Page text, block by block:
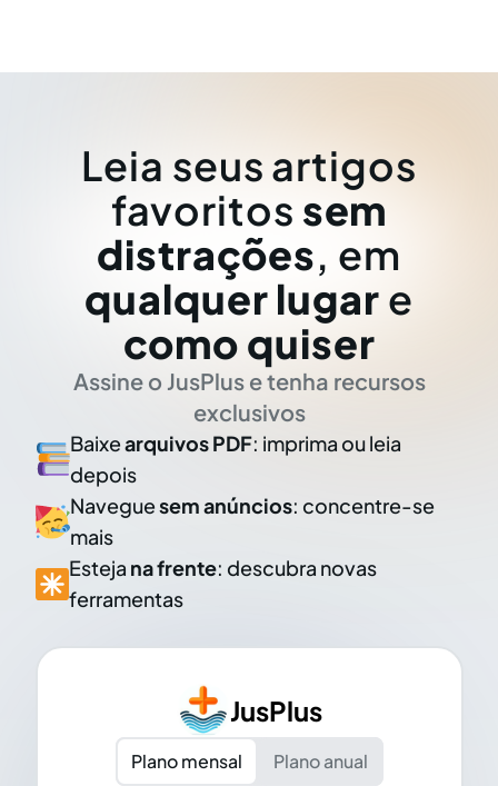
Leia seus artigos
favoritos sem
distrações, em
qualquer lugar e
como quiser
Assine o JusPlus e tenha recursos
exclusivos
Baixearquivos PDF: imprima ou leia
depois
Naveguesem anúncios: concentre-se
mais
Esteja na frente: descubra novas
ferramentas
JusPlus
Plano mensal
Plano anual